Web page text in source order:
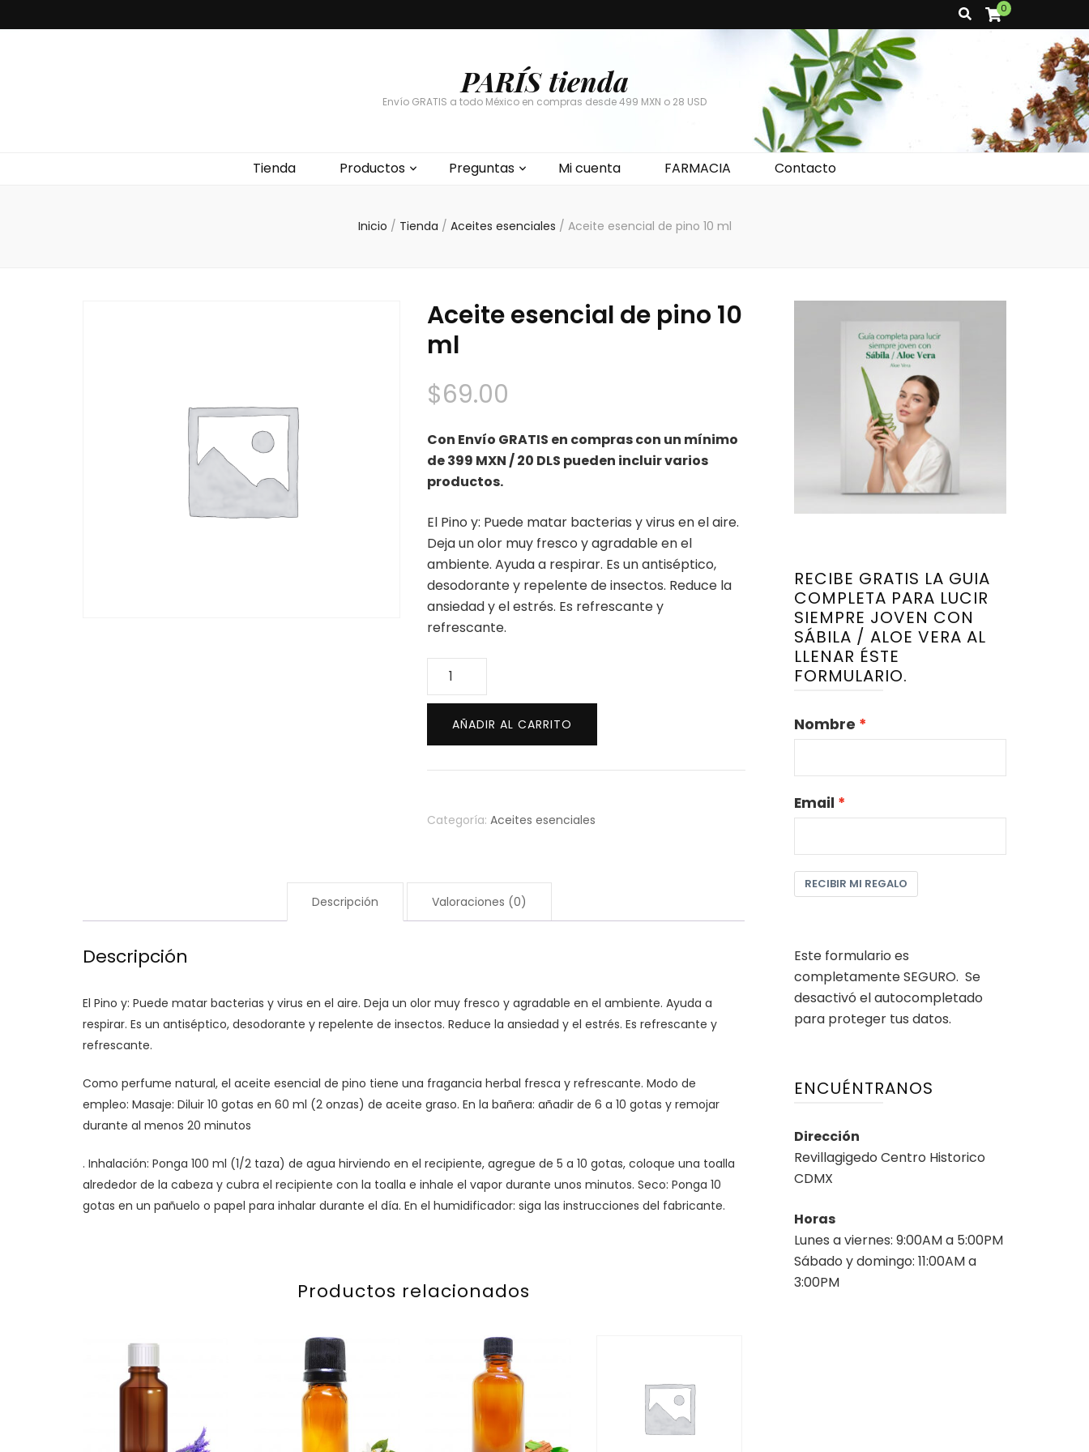
0
PARÍS tienda
Envío GRATIS a todo México en compras desde 499 MXN o 28 USD
Tienda Productos Preguntas Mi cuenta FARMACIA Contacto
Inicio / Tienda / Aceites esenciales / Aceite esencial de pino 10 ml
Aceite esencial de pino 10
ml
$69.00
Con Envío GRATIS en compras con un mínimo
de 399 MXN / 20 DLS pueden incluir varios
productos.
El Pino y: Puede matar bacterias y virus en el aire.
Deja un olor muy fresco y agradable en el
ambiente. Ayuda a respirar. Es un antiséptico,
desodorante y repelente de insectos. Reduce la
ansiedad y el estrés. Es refrescante y
refrescante.
Aceite
de
pino
10
ml
AÑADIR AL CARRITO
Categoría:Aceites esenciales
Descripción Valoraciones (0)
Descripción
El Pino y: Puede matar bacterias y virus en el aire. Deja un olor muy fresco y agradable en el ambiente. Ayuda a
respirar. Es un antiséptico, desodorante y repelente de insectos. Reduce la ansiedad y el estrés. Es refrescante y
refrescante.
Como perfume natural, el aceite esencial de pino tiene una fragancia herbal fresca y refrescante. Modo de
empleo: Masaje: Diluir 10 gotas en 60 ml (2 onzas) de aceite graso. En la bañera: añadir de 6 a 10 gotas y remojar
durante al menos 20 minutos
. Inhalación: Ponga 100 ml (1/2 taza) de agua hirviendo en el recipiente, agregue de 5 a 10 gotas, coloque una toalla
alrededor de la cabeza y cubra el recipiente con la toalla e inhale el vapor durante unos minutos. Seco: Ponga 10
gotas en un pañuelo o papel para inhalar durante el día. En el humidificador: siga las instrucciones del fabricante.
Productos relacionados
RECIBE GRATIS LA GUIA
COMPLETA PARA LUCIR
SIEMPRE JOVEN CON
SÁBILA / ALOE VERA AL
LLENAR ÉSTE
FORMULARIO.
Nombre
Email
RECIBIR MI REGALO
Este formulario es
completamente SEGURO. Se
desactivó el autocompletado
para proteger tus datos.
ENCUÉNTRANOS
Dirección
Revillagigedo Centro Historico
CDMX
Horas
Lunes a viernes: 9:00AM a 5:00PM
Sábado y domingo: 11:00AM a
3:00PM